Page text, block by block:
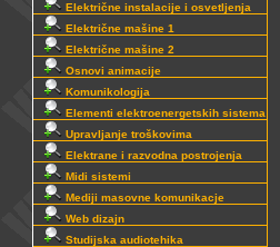
Električne instalacije i osvetljenja
Električne mašine 1
Električne mašine 2
Osnovi animacije
Komunikologija
Elementi elektroenergetskih sistema
Upravljanje troškovima
Elektrane i razvodna postrojenja
Midi sistemi
Mediji masovne komunikacje
Web dizajn
Studijska audiotehika